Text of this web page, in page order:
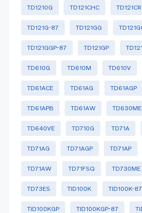
TD1210G TD121CHC
TD121G-87 TD121GG
TD121GGP-87 TD121GP
TD610G TD610M TD610V
TD61ACE TD61AG TD61AGP
TD61APB TD61AW TD630ME
TD640VE TD710G TD71A
TD71AG TD71AGP TD71AP
TD71AW TD71FSQ TD730ME
TD73ES TID100K TID100K-87
TID100KGP TID100KGP-87